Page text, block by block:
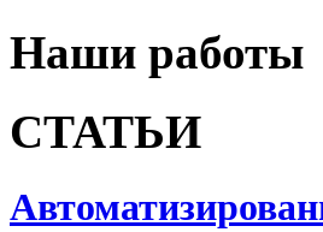
Наши работы
СТАТЬИ